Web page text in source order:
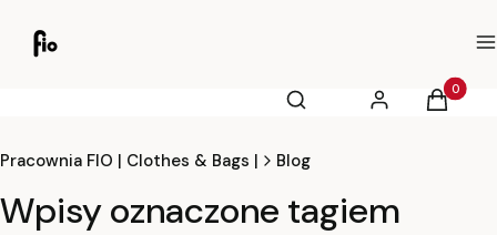
Otwórz wyszukiwarkę
Szukaj Zaloguj sięKoszyk
Pracownia FIO | Clothes & Bags | Blog
Wpisy oznaczone tagiem